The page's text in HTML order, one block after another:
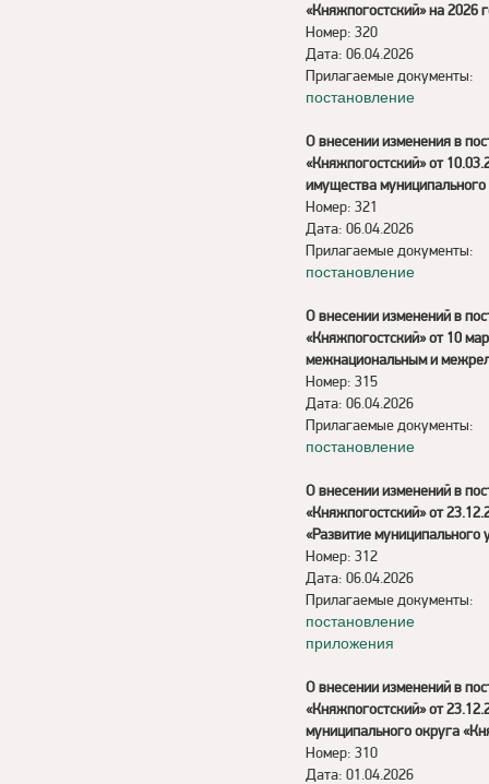
«Княжпогостский» на 2026
Номер: 320
Дата: 06.04.2026
Прилагаемые документы:
постановление
О внесении изменения в
«Княжпогостский» от
имущества
Номер: 321
Дата: 06.04.2026
Прилагаемые документы:
постановление
О внесении изменений в
«Княжпогостский» от 10
межнациональным и
Номер: 315
Дата: 06.04.2026
Прилагаемые документы:
постановление
О внесении изменений в
«Княжпогостский» от
«Развитие муниципального
Номер: 312
Дата: 06.04.2026
Прилагаемые документы:
постановление
приложения
О внесении изменений в
«Княжпогостский» от
муниципального округа
Номер: 310
Дата: 01.04.2026